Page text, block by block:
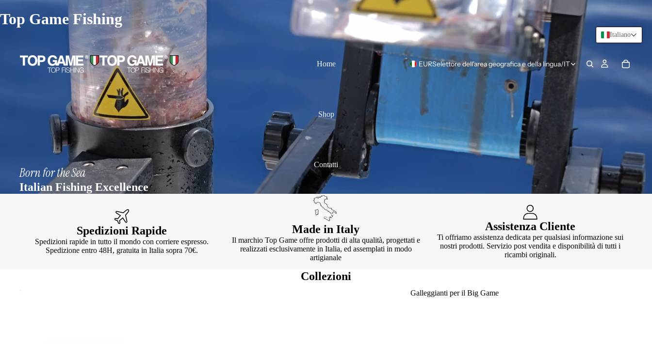
Top Game Fishing
Home
Shop
Contatti
Altro
EURSelettore dell'area geografica e della lingua/IT
Born for the Sea
Italian Fishing Excellence
Spedizioni Rapide
Spedizioni rapide in tutto il mondo con corriere espresso.
Spedizione entro 48H, gratuita in Italia sopra 70€.
Made in Italy
Il marchio Top Game offre prodotti di alta qualità, progettati e
realizzati esclusivamente in Italia, ed assemplati in modo
artigianale
Assistenza Cliente
Ti offriamo assistenza dedicata per qualsiasi informazione sui
nostri prodotti. Servizio post vendita e disponibilità di tutti i
ricambi originali.
Collezioni
Knotter Galleggianti per il Big Game
Italiano